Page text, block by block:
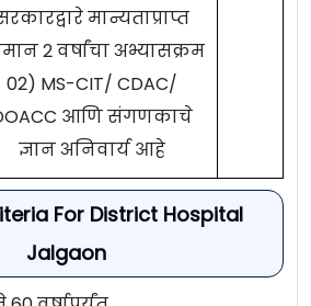
मान्यताप्राप्त
2 वर्षांचा अभ्यासक्रम
02) MS-CIT/ CDAC/
आणि संगणकाचे
ज्ञान अनिवार्य आहे
For District Hospital
Jalgaon